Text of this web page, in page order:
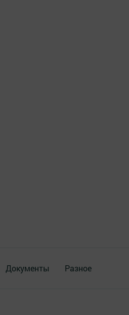
Документы Разное